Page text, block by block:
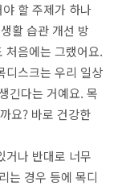
할 주제가 하나
활 습관 개선 방
처음에는 그랬어요.
디스크는 우리 일상
긴다는 거예요. 목
요? 바로 건강한
거나 반대로 너무
는 경우 등에 목디